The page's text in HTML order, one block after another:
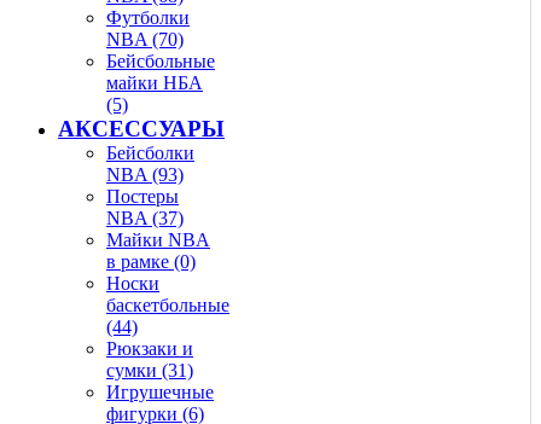
Футболки
NBA (70)
Бейсбольные
майки НБА
(5)
АКСЕССУАРЫ
Бейсболки
NBA (93)
Постеры
NBA (37)
Майки NBA
в рамке (0)
Носки
баскетбольные
(44)
Рюкзаки и
сумки (31)
Игрушечные
фигурки (6)